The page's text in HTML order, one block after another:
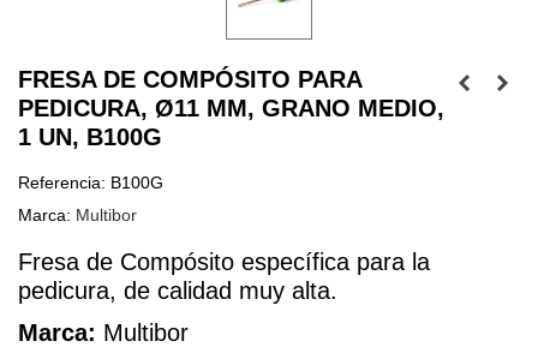
FRESA DE COMPÓSITO PARA
PEDICURA, Ø11 MM, GRANO MEDIO,
1 UN, B100G
Referencia: B100G
Marca: Multibor
Fresa de Compósito específica para la
pedicura, de calidad muy alta.
Marca: Multibor